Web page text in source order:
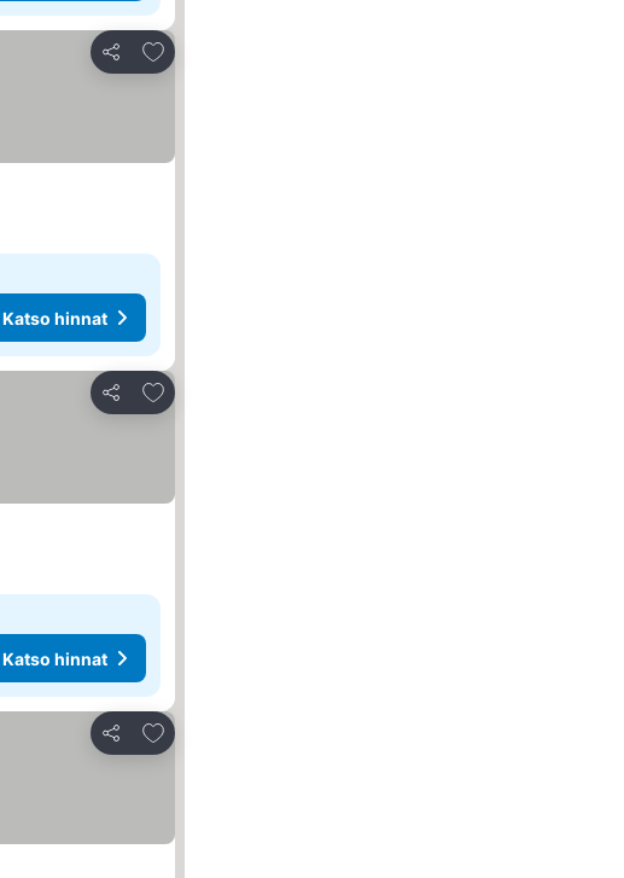
Jaa
Lisää suosikkeihin
Katso hinnat
Jaa
Lisää suosikkeihin
Katso hinnat
Jaa
Lisää suosikkeihin